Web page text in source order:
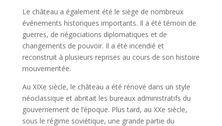
Le château a également été le siège de nombreux
événements historiques importants. Il a été témoin de
guerres, de négociations diplomatiques et de
changements de pouvoir. Il a été incendié et
reconstruit à plusieurs reprises au cours de son histoire
mouvementée.
Au XIXe siècle, le château a été rénové dans un style
néoclassique et abritait les bureaux administratifs du
gouvernement de l’époque. Plus tard, au XXe siècle,
sous le régime soviétique, une grande partie du